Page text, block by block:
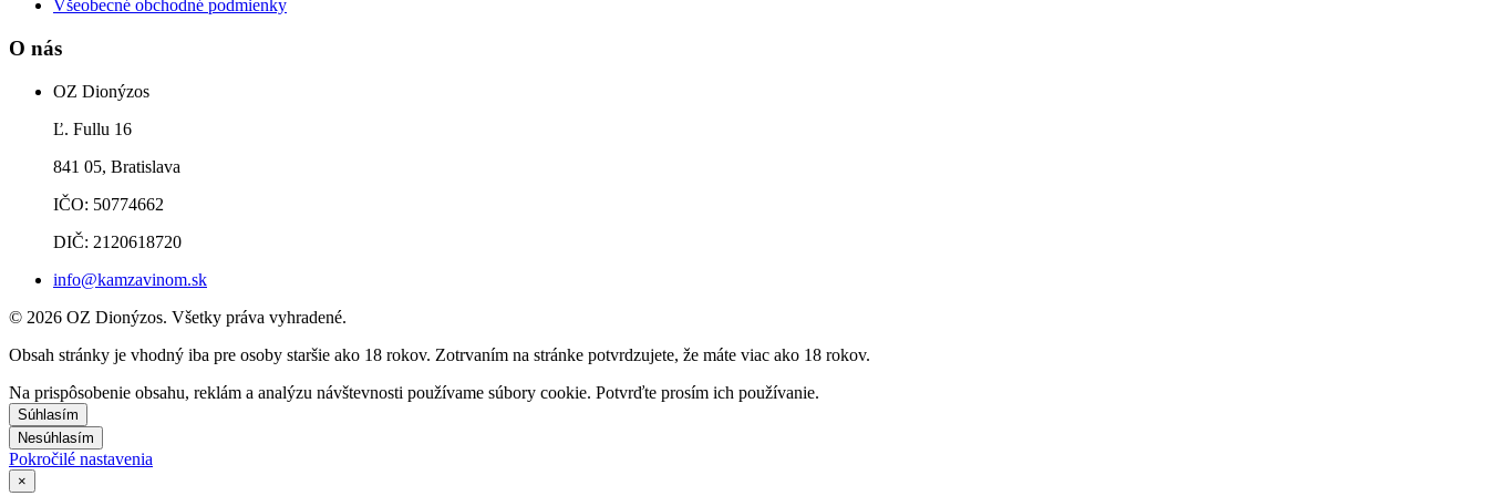
Všeobecné obchodné podmienky
O nás
OZ Dionýzos
Ľ. Fullu 16
841 05, Bratislava
IČO: 50774662
DIČ: 2120618720
info@kamzavinom.sk
© 2026 OZ Dionýzos. Všetky práva vyhradené.
Obsah stránky je vhodný iba pre osoby staršie ako 18 rokov. Zotrvaním na stránke potvrdzujete, že máte viac ako 18 rokov.
Na prispôsobenie obsahu, reklám a analýzu návštevnosti používame súbory cookie. Potvrďte prosím ich používanie.
Súhlasím
Nesúhlasím
Pokročilé nastavenia
×